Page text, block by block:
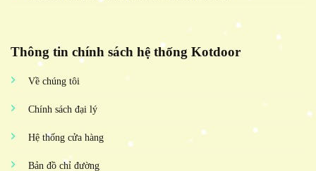
Thông tin chính sách hệ thống Kotdoor
Về chúng tôi
Chính sách đại lý
Hệ thống cửa hàng
Bản đồ chỉ đường